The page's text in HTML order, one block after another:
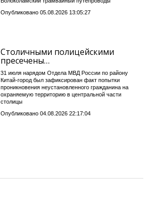
Опубликовано 05.08.2026 13:05:27
Столичными полицейскими
пресечены…
31 июля нарядом Отдела МВД России по району
Китай-город был зафиксирован факт попытки
проникновения неустановленного гражданина на
охраняемую территорию в центральной части
столицы
Опубликовано 04.08.2026 22:17:04